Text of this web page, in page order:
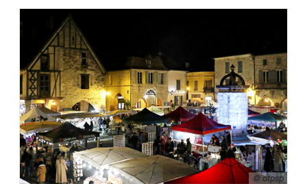
Newsletter des sorties
Artistes en tournée
Actus en Dordogne
Magazine en Dordogne
© otpsp